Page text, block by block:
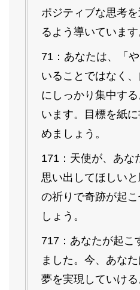
ポジティブな思考
るよう導いています
71：あなたは、「
いることではなく
にしっかり集中す
います。目標を紙
めましょう。
171：天使が、あな
思い出してほしい
の祈りで奇跡が起
しょう。
717：あなたが起こ
ました。今、あな
夢を実現していけ